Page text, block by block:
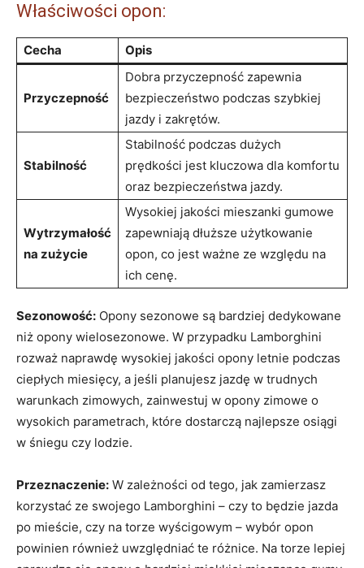
Właściwości opon:
Cecha Opis
Przyczepność
Dobra przyczepność zapewnia
bezpieczeństwo podczas szybkiej
jazdy i zakrętów.
Stabilność
Stabilność podczas dużych
prędkości jest kluczowa dla komfortu
oraz bezpieczeństwa jazdy.
Wytrzymałość
na zużycie
Wysokiej jakości mieszanki gumowe
zapewniają dłuższe użytkowanie
opon, co jest ważne ze względu na
ich cenę.
Sezonowość: Opony sezonowe są bardziej dedykowane
niż opony wielosezonowe. W przypadku Lamborghini
rozważ naprawdę wysokiej jakości opony letnie podczas
ciepłych miesięcy, a jeśli planujesz jazdę w trudnych
warunkach zimowych, zainwestuj w opony zimowe o
wysokich parametrach, które dostarczą najlepsze osiągi
w śniegu czy lodzie.
Przeznaczenie: W zależności od tego, jak zamierzasz
korzystać ze swojego Lamborghini – czy to będzie jazda
po mieście, czy na torze wyścigowym – wybór opon
powinien również uwzględniać te różnice. Na torze lepiej